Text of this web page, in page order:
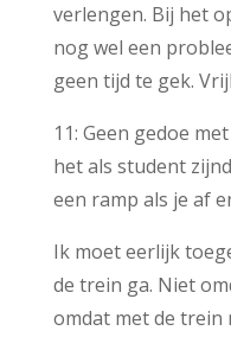
verlengen. Bij het
nog wel een
geen tijd te gek.
11: Geen gedoe
het als student
een ramp als je af
Ik moet eerlijk
de trein ga. Niet
omdat met de trein